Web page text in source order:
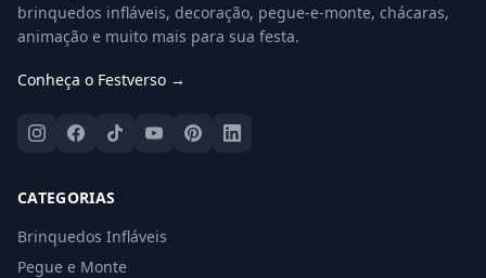
brinquedos infláveis, decoração, pegue-e-monte, chácaras,
animação e muito mais para sua festa.
Conheça o Festverso →
CATEGORIAS
Brinquedos Infláveis
Pegue e Monte